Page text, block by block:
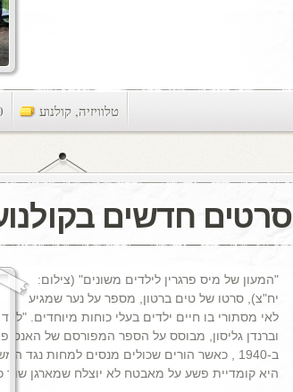
טלוויזיה, קולנוע
סרטים חדשים
"המעון של מיס פרגרין לילדים משונים" (צילום:
יח"צ), סרטו של טים ברטון, מספר על נער שמגיע
לאי מסתורי בו חיים ילדים בעלי כוחות מיוחדים.
וברנדן גליסון, מבוסס על הספר המפורסם של האנס
ב-1940 , כאשר הורים שכולים מנסים למחות
היא קומדיית פשע על מאבטח לא יוצלח שמארגן שוד